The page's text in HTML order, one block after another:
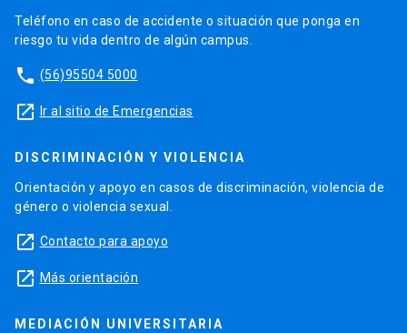
Teléfono en caso de accidente o situación que ponga en
riesgo tu vida dentro de algún campus.
phone (56)95504 5000
launch Ir al sitio de Emergencias
DISCRIMINACIÓN Y VIOLENCIA
Orientación y apoyo en casos de discriminación, violencia de
género o violencia sexual.
launch Contacto para apoyo
launch Más orientación
MEDIACIÓN UNIVERSITARIA